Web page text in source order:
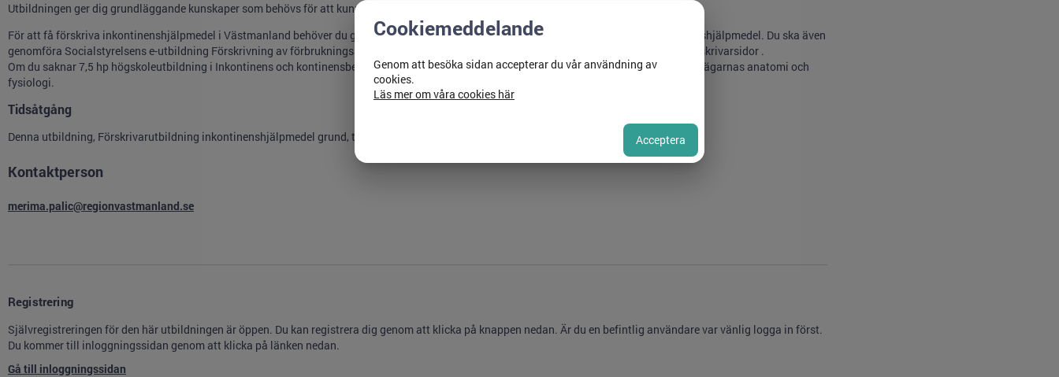
Utbildningen ger dig grundläggande kunskaper som behövs för att kunna förskriva inkontinenshjälpmedel.
För att få förskriva inkontinenshjälpmedel i Västmanland behöver du gå Hjälpmedelscentrums e-utbildning Förskrivarutbildning - inkontinenshjälpmedel. Du ska även
genomföra Socialstyrelsens e-utbildning Förskrivning av förbrukningsartiklar och utbildning i portalen Guide, se mer information på våra förskrivarsidor .
Om du saknar 7,5 hp högskoleutbildning i Inkontinens och kontinensbevarande vård ska du även genomföra en digital grundutbildning i urinvägarnas anatomi och
fysiologi.
Tidsåtgång
Denna utbildning, Förskrivarutbildning inkontinenshjälpmedel grund, tar ca 3 timmar att genomföra.
Kontaktperson
merima.palic@regionvastmanland.se
Registrering
Självregistreringen för den här utbildningen är öppen. Du kan registrera dig genom att klicka på knappen nedan. Är du en befintlig användare var vänlig logga in först.
Du kommer till inloggningssidan genom att klicka på länken nedan.
Gå till inloggningssidan
Cookiemeddelande
Genom att besöka sidan accepterar du vår användning av
cookies.
Läs mer om våra cookies här
Acceptera